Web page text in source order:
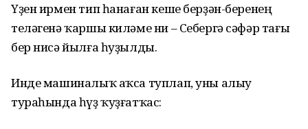
Үҙен ирмен тип һанаған кеше берҙән-беренең
теләгенә ҡаршы киләме ни – Себергә сәфәр тағы
бер нисә йылға һуҙылды.
Инде машиналыҡ аҡса туплап, уны алыу
тураһында һүҙ ҡуҙғатҡас: